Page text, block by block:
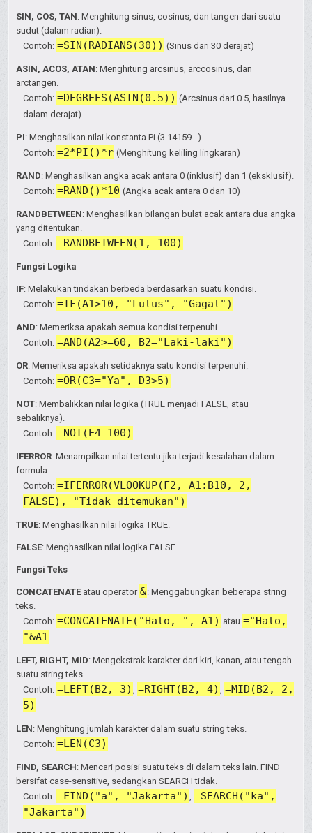
SIN, COS, TAN: Menghitung sinus, cosinus, dan tangen dari suatu
sudut (dalam radian).
Contoh: =SIN(RADIANS(30)) (Sinus dari 30 derajat)
ASIN, ACOS, ATAN: Menghitung arcsinus, arccosinus, dan
arctangen.
Contoh: =DEGREES(ASIN(0.5)) (Arcsinus dari 0.5, hasilnya
dalam derajat)
PI: Menghasilkan nilai konstanta Pi (3.14159...).
Contoh: =2*PI()*r (Menghitung keliling lingkaran)
RAND: Menghasilkan angka acak antara 0 (inklusif) dan 1 (eksklusif).
Contoh: =RAND()*10 (Angka acak antara 0 dan 10)
RANDBETWEEN: Menghasilkan bilangan bulat acak antara dua angka
yang ditentukan.
Contoh: =RANDBETWEEN(1, 100)
Fungsi Logika
IF: Melakukan tindakan berbeda berdasarkan suatu kondisi.
Contoh: =IF(A1>10, "Lulus", "Gagal")
AND: Memeriksa apakah semua kondisi terpenuhi.
Contoh: =AND(A2>=60, B2="Laki-laki")
OR: Memeriksa apakah setidaknya satu kondisi terpenuhi.
Contoh: =OR(C3="Ya", D3>5)
NOT: Membalikkan nilai logika (TRUE menjadi FALSE, atau
sebaliknya).
Contoh: =NOT(E4=100)
IFERROR: Menampilkan nilai tertentu jika terjadi kesalahan dalam
formula.
Contoh: =IFERROR(VLOOKUP(F2, A1:B10, 2,
FALSE), "Tidak ditemukan")
TRUE: Menghasilkan nilai logika TRUE.
FALSE: Menghasilkan nilai logika FALSE.
Fungsi Teks
CONCATENATE atau operator &: Menggabungkan beberapa string
teks.
Contoh: =CONCATENATE("Halo, ", A1) atau ="Halo,
"&A1
LEFT, RIGHT, MID: Mengekstrak karakter dari kiri, kanan, atau tengah
suatu string teks.
Contoh: =LEFT(B2, 3) =RIGHT(B2, 4)
=MID(B2, 2,
5)
LEN: Menghitung jumlah karakter dalam suatu string teks.
Contoh: =LEN(C3)
FIND, SEARCH: Mencari posisi suatu teks di dalam teks lain. FIND
bersifat case-sensitive, sedangkan SEARCH tidak.
Contoh: =FIND("a", "Jakarta")
=SEARCH("ka",
"Jakarta")